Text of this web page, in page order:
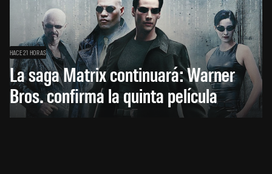
HACE 21 HORAS
La saga Matrix continuará: Warner
Bros. confirma la quinta película